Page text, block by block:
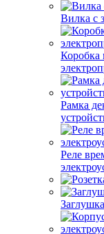
Вилка с
Коробка
Рамка
Реле